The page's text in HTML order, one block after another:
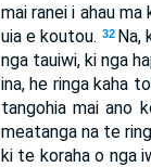
mai ranei i ahau
uia e koutou. 32 Na,
nga tauiwi, ki nga
ina, he ringa kaha
tangohia mai ano
meatanga na te
ki te koraha o nga